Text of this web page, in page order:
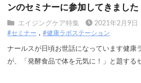
ンのセミナーに参加してきました
エイジングケア特集 2021年2月9日
#セミナー #健康ラボステーション
ナールスが日頃お世話になっています健康
が、「発酵食品で体を元気に！」と題する